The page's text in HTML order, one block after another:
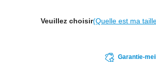
Veuillez choisir(Quelle est ma
Garantie-